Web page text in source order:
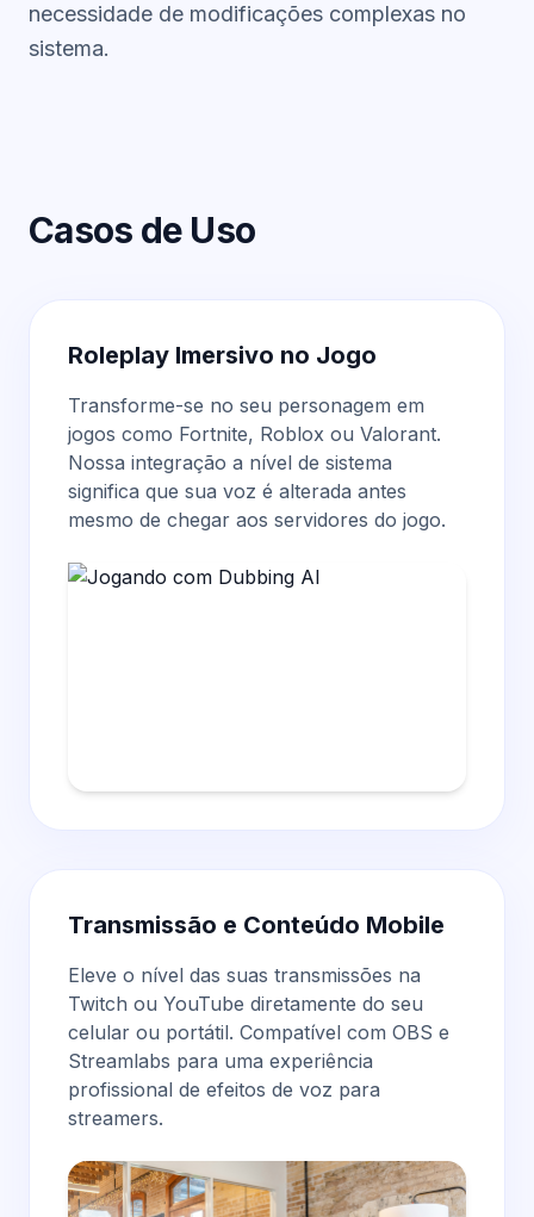
necessidade de modificações complexas no
sistema.
Casos de Uso
Roleplay Imersivo no Jogo
Transforme-se no seu personagem em
jogos como Fortnite, Roblox ou Valorant.
Nossa integração a nível de sistema
significa que sua voz é alterada antes
mesmo de chegar aos servidores do jogo.
Transmissão e Conteúdo Mobile
Eleve o nível das suas transmissões na
Twitch ou YouTube diretamente do seu
celular ou portátil. Compatível com OBS e
Streamlabs para uma experiência
profissional de efeitos de voz para
streamers.